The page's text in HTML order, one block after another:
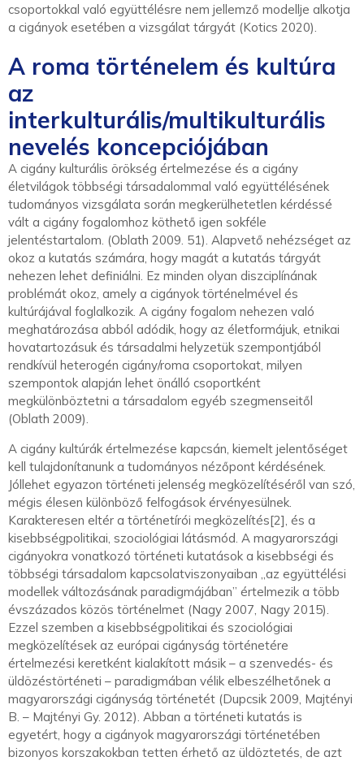
csoportokkal való együttélésre nem jellemző modellje alkotja
a cigányok esetében a vizsgálat tárgyát (Kotics 2020).
A roma történelem és kultúra
az
interkulturális/multikulturális
nevelés koncepciójában
A cigány kulturális örökség értelmezése és a cigány
életvilágok többségi társadalommal való együttélésének
tudományos vizsgálata során megkerülhetetlen kérdéssé
vált a cigány fogalomhoz köthető igen sokféle
jelentéstartalom. (Oblath 2009. 51). Alapvető nehézséget az
okoz a kutatás számára, hogy magát a kutatás tárgyát
nehezen lehet definiálni. Ez minden olyan diszciplínának
problémát okoz, amely a cigányok történelmével és
kultúrájával foglalkozik. A cigány fogalom nehezen való
meghatározása abból adódik, hogy az életformájuk, etnikai
hovatartozásuk és társadalmi helyzetük szempontjából
rendkívül heterogén cigány/roma csoportokat, milyen
szempontok alapján lehet önálló csoportként
megkülönböztetni a társadalom egyéb szegmenseitől
(Oblath 2009).
A cigány kultúrák értelmezése kapcsán, kiemelt jelentőséget
kell tulajdonítanunk a tudományos nézőpont kérdésének.
Jóllehet egyazon történeti jelenség megközelítéséről van szó,
mégis élesen különböző felfogások érvényesülnek.
Karakteresen eltér a történetírói megközelítés[2], és a
kisebbségpolitikai, szociológiai látásmód. A magyarországi
cigányokra vonatkozó történeti kutatások a kisebbségi és
többségi társadalom kapcsolatviszonyaiban „az együttélési
modellek változásának paradigmájában” értelmezik a több
évszázados közös történelmet (Nagy 2007, Nagy 2015).
Ezzel szemben a kisebbségpolitikai és szociológiai
megközelítések az európai cigányság történetére
értelmezési keretként kialakított másik – a szenvedés- és
üldözéstörténeti – paradigmában vélik elbeszélhetőnek a
magyarországi cigányság történetét (Dupcsik 2009, Majtényi
B. – Majtényi Gy. 2012). Abban a történeti kutatás is
egyetért, hogy a cigányok magyarországi történetében
bizonyos korszakokban tetten érhető az üldöztetés, de azt